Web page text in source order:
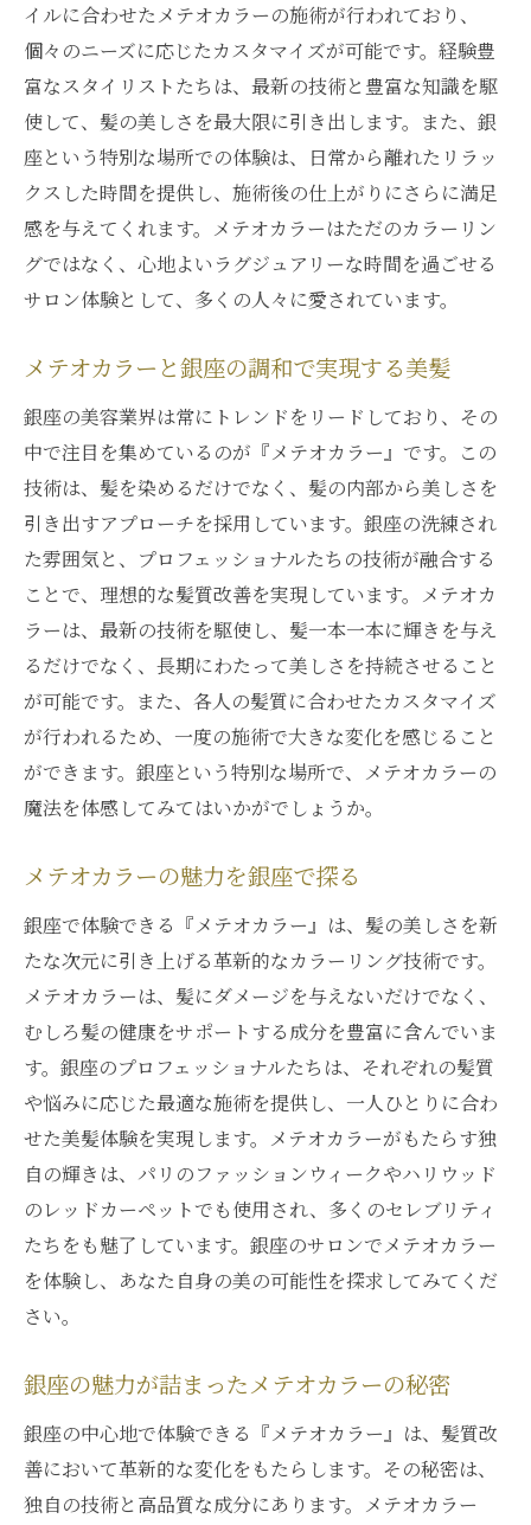
銀座のメテオカラーで感じる髪質改善
髪質改善を導くメテオカラーの魅力
銀座のメテオカラーによる魔法の瞬間
メテオカラーで叶える銀座の美髪体験
メテオカラーで内側から輝く髪を手に入れる
内面から輝く髪質改善の秘密
メテオカラーで内側から美しさを引き出す
銀座で体験する輝く美髪への道
善
銀座のメテオカラーで輝く髪質を手に入れ
る
メテオカラーで始まる内側からの美髪革命
銀座のプロフェッショナルが提供するメテオカ
ラー体験
プロフェッショナルによる特別なメテオカ
ラー
銀座の専門家が施すメテオカラーの効果
メテオカラーでプロフェッショナルな髪質
改善
銀座で受けるメテオカラーのプロフェッシ
プロが提供する銀座のメテオカラーの魅力
銀座で叶えるメテオカラーのプロフェッシ
ョナルな施術
メテオカラーと最新技術で叶える夢の美髪
最新技術を駆使したメテオカラーの魅力
メテオカラーによる未来の髪質改善
銀座の最新技術とメテオカラーの融合
メテオカラーで叶える夢の美髪へ
銀座で実現する最新技術とメテオカラー
メテオカラーで叶える最新技術の美髪
銀座でのメテオカラーが導く新たな髪質改善の
銀座発メテオカラーの新たな挑戦
未来を見据えた銀座のメテオカラー体験
新しい髪質改善の可能性を示すメテオカラ
ー
イルに合わせたメテオカラーの施術が行われており、
個々のニーズに応じたカスタマイズが可能です。経験豊
富なスタイリストたちは、最新の技術と豊富な知識を駆
使して、髪の美しさを最大限に引き出します。また、銀
座という特別な場所での体験は、日常から離れたリラッ
クスした時間を提供し、施術後の仕上がりにさらに満足
感を与えてくれます。メテオカラーはただのカラーリン
グではなく、心地よいラグジュアリーな時間を過ごせる
サロン体験として、多くの人々に愛されています。
メテオカラーと銀座の調和で実現する美髪
銀座の美容業界は常にトレンドをリードしており、その
中で注目を集めているのが『メテオカラー』です。この
技術は、髪を染めるだけでなく、髪の内部から美しさを
引き出すアプローチを採用しています。銀座の洗練され
た雰囲気と、プロフェッショナルたちの技術が融合する
ことで、理想的な髪質改善を実現しています。メテオカ
ラーは、最新の技術を駆使し、髪一本一本に輝きを与え
るだけでなく、長期にわたって美しさを持続させること
が可能です。また、各人の髪質に合わせたカスタマイズ
が行われるため、一度の施術で大きな変化を感じること
ができます。銀座という特別な場所で、メテオカラーの
魔法を体感してみてはいかがでしょうか。
メテオカラーの魅力を銀座で探る
銀座で体験できる『メテオカラー』は、髪の美しさを新
たな次元に引き上げる革新的なカラーリング技術です。
メテオカラーは、髪にダメージを与えないだけでなく、
むしろ髪の健康をサポートする成分を豊富に含んでいま
す。銀座のプロフェッショナルたちは、それぞれの髪質
や悩みに応じた最適な施術を提供し、一人ひとりに合わ
せた美髪体験を実現します。メテオカラーがもたらす独
自の輝きは、パリのファッションウィークやハリウッド
のレッドカーペットでも使用され、多くのセレブリティ
たちをも魅了しています。銀座のサロンでメテオカラー
を体験し、あなた自身の美の可能性を探求してみてくだ
さい。
銀座の魅力が詰まったメテオカラーの秘密
銀座の中心地で体験できる『メテオカラー』は、髪質改
善において革新的な変化をもたらします。その秘密は、
独自の技術と高品質な成分にあります。メテオカラー